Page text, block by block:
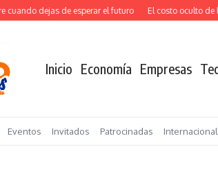
dejas de esperar el futuro El costo oculto de la
Inicio Economía Empresas
Eventos Invitados Patrocinadas